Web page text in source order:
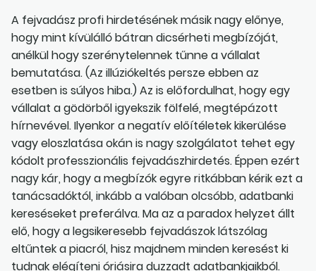
A fejvadász profi hirdetésének másik nagy előnye,
hogy mint kívülálló bátran dicsérheti megbízóját,
anélkül hogy szerénytelennek tűnne a vállalat
bemutatása. (Az illúziókeltés persze ebben az
esetben is súlyos hiba.) Az is előfordulhat, hogy egy
vállalat a gödörből igyekszik fölfelé, megtépázott
hírnevével. Ilyenkor a negatív előítéletek kikerülése
vagy eloszlatása okán is nagy szolgálatot tehet egy
kódolt professzionális fejvadászhirdetés. Éppen ezért
nagy kár, hogy a megbízók egyre ritkábban kérik ezt a
tanácsadóktól, inkább a valóban olcsóbb, adatbanki
kereséseket preferálva. Ma az a paradox helyzet állt
elő, hogy a legsikeresebb fejvadászok látszólag
eltűntek a piacról, hisz majdnem minden keresést ki
tudnak elégíteni óriásira duzzadt adatbankjaikból.